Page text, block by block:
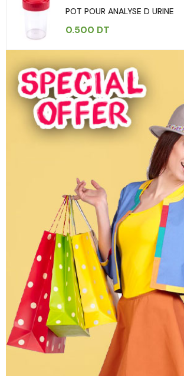
POT POUR ANALYSE D URINE
0.500 DT